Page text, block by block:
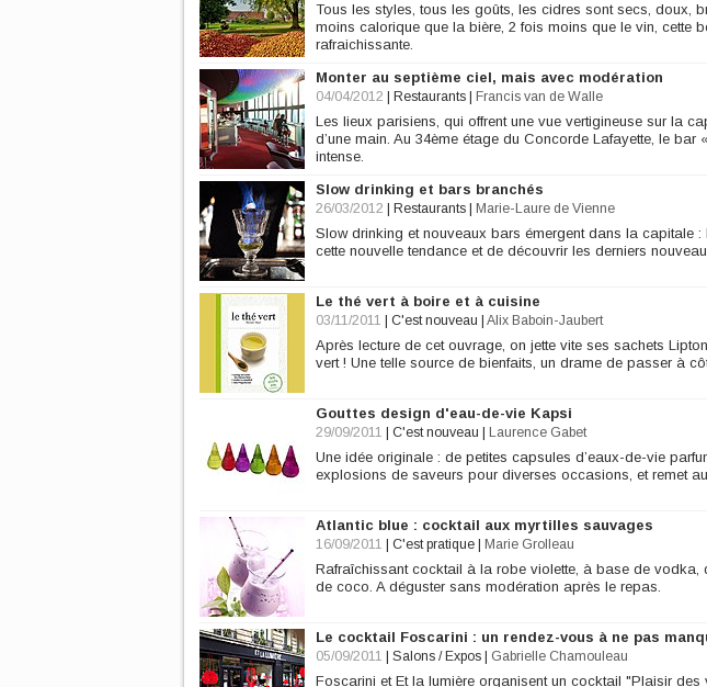
Tous les styles, tous les goûts, les cidres sont secs, doux,
moins calorique que la bière, 2 fois moins que le vin, cette
rafraichissante.
Monter au septième ciel, mais avec modération
04/04/2012 Restaurants Francis van de Walle
Les lieux parisiens, qui offrent une vue vertigineuse sur la
d’une main. Au 34ème étage du Concorde Lafayette, le
intense.
Slow drinking et bars branchés
26/03/2012 Restaurants Marie-Laure de Vienne
Slow drinking et nouveaux bars émergent dans la capitale :
cette nouvelle tendance et de découvrir les derniers
Le thé vert à boire et à cuisine
03/11/2011 C'est nouveau Alix Baboin-Jaubert
Après lecture de cet ouvrage, on jette vite ses sachets
vert ! Une telle source de bienfaits, un drame de passer à
Gouttes design d'eau-de-vie Kapsi
29/09/2011 C'est nouveau Laurence Gabet
Une idée originale : de petites capsules d’eaux-de-vie
explosions de saveurs pour diverses occasions, et remet
Atlantic blue : cocktail aux myrtilles sauvages
16/09/2011 C'est pratique Marie Grolleau
Rafraîchissant cocktail à la robe violette, à base de vodka,
de coco. A déguster sans modération après le repas.
Le cocktail Foscarini : un rendez-vous à ne pas
05/09/2011 Salons / Expos Gabrielle Chamouleau
Foscarini et Et la lumière organisent un cocktail "Plaisir des